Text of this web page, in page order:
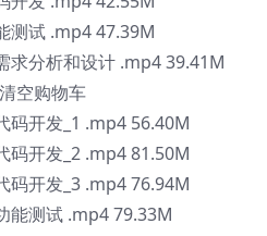
试 .mp4 47.39M
分析和设计 .mp4 39.41M
空购物车
开发_1 .mp4 56.40M
开发_2 .mp4 81.50M
开发_3 .mp4 76.94M
测试 .mp4 79.33M